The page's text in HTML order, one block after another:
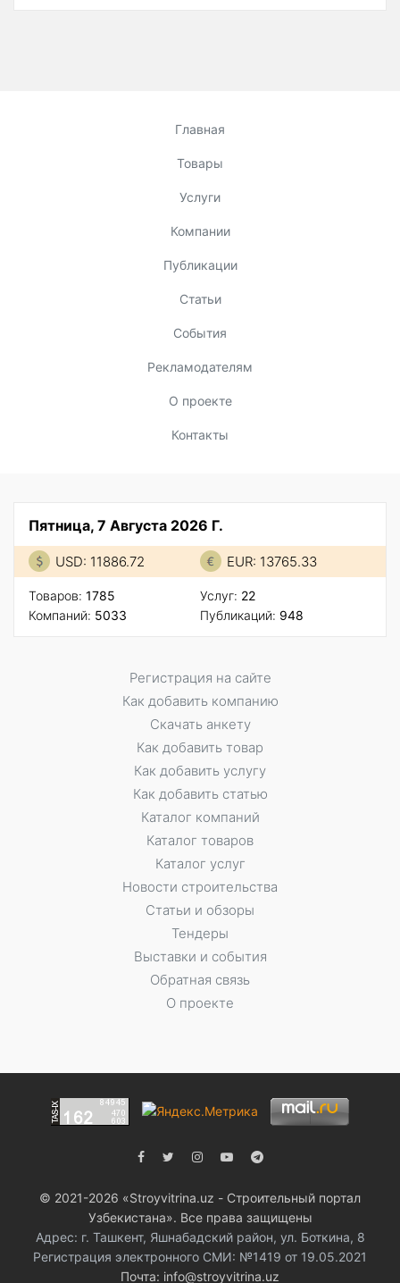
Главная
Товары
Услуги
Компании
Публикации
Статьи
События
Рекламодателям
О проекте
Контакты
Пятница, 7 Августа 2026 Г.
USD: 11886.72 EUR: 13765.33
Товаров: 1785
Компаний: 5033
Услуг: 22
Публикаций: 948
Регистрация на сайте
Как добавить компанию
Скачать анкету
Как добавить товар
Как добавить услугу
Как добавить статью
Каталог компаний
Каталог товаров
Каталог услуг
Новости строительства
Статьи и обзоры
Тендеры
Выставки и события
Обратная связь
О проекте
© 2021-2026 «Stroyvitrina.uz - Строительный портал
Узбекистана». Все права защищены
Адрес: г. Ташкент, Яшнабадский район, ул. Боткина, 8
Регистрация электронного СМИ: №1419 от 19.05.2021
Почта: info@stroyvitrina.uz